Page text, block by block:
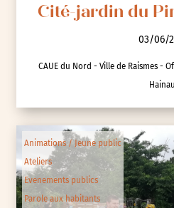
Cité-jardin du
03/06/
CAUE du Nord - Ville de Raismes -
Animations / Jeune public
Ateliers
Evenements publics
Parole aux habitants